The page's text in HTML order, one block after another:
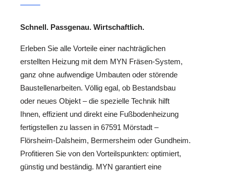
Schnell. Passgenau. Wirtschaftlich.
Erleben Sie alle Vorteile einer nachträglichen
erstellten Heizung mit dem MYN Fräsen-System,
ganz ohne aufwendige Umbauten oder störende
Baustellenarbeiten. Völlig egal, ob Bestandsbau
oder neues Objekt – die spezielle Technik hilft
Ihnen, effizient und direkt eine Fußbodenheizung
fertigstellen zu lassen in 67591 Mörstadt –
Flörsheim-Dalsheim, Bermersheim oder Gundheim.
Profitieren Sie von den Vorteilspunkten: optimiert,
günstig und beständig. MYN garantiert eine